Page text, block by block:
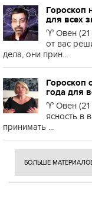
Гороскоп
для всех
♈️ Овен
от вас
дела, они прин...
Гороскоп
года для
♈️ Овен
ясность в
принимать ...
БОЛЬШЕ